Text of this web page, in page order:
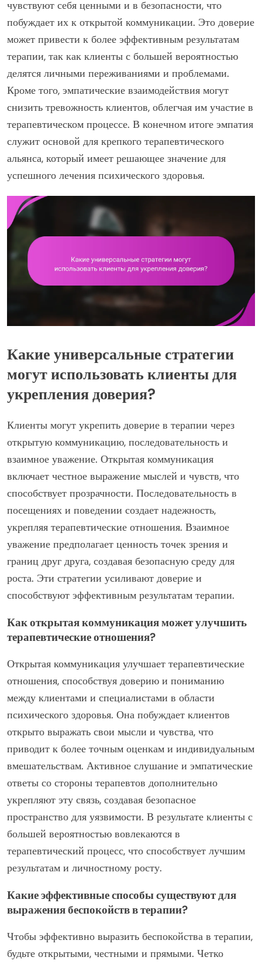
чувствуют себя ценными и в безопасности, что
побуждает их к открытой коммуникации. Это доверие
может привести к более эффективным результатам
терапии, так как клиенты с большей вероятностью
делятся личными переживаниями и проблемами.
Кроме того, эмпатические взаимодействия могут
снизить тревожность клиентов, облегчая им участие в
терапевтическом процессе. В конечном итоге эмпатия
служит основой для крепкого терапевтического
альянса, который имеет решающее значение для
успешного лечения психического здоровья.
Какие универсальные стратегии
могут использовать клиенты для
укрепления доверия?
Клиенты могут укрепить доверие в терапии через
открытую коммуникацию, последовательность и
взаимное уважение. Открытая коммуникация
включает честное выражение мыслей и чувств, что
способствует прозрачности. Последовательность в
посещениях и поведении создает надежность,
укрепляя терапевтические отношения. Взаимное
уважение предполагает ценность точек зрения и
границ друг друга, создавая безопасную среду для
роста. Эти стратегии усиливают доверие и
способствуют эффективным результатам терапии.
Как открытая коммуникация может улучшить
терапевтические отношения?
Открытая коммуникация улучшает терапевтические
отношения, способствуя доверию и пониманию
между клиентами и специалистами в области
психического здоровья. Она побуждает клиентов
открыто выражать свои мысли и чувства, что
приводит к более точным оценкам и индивидуальным
вмешательствам. Активное слушание и эмпатические
ответы со стороны терапевтов дополнительно
укрепляют эту связь, создавая безопасное
пространство для уязвимости. В результате клиенты с
большей вероятностью вовлекаются в
терапевтический процесс, что способствует лучшим
результатам и личностному росту.
Какие эффективные способы существуют для
выражения беспокойств в терапии?
Чтобы эффективно выразить беспокойства в терапии,
будьте открытыми, честными и прямыми. Четко